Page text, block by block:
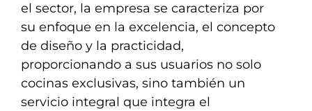
el sector, la empresa se caracteriza por
su enfoque en la excelencia, el concepto
de diseño y la practicidad,
proporcionando a sus usuarios no solo
cocinas exclusivas, sino también un
servicio integral que integra el